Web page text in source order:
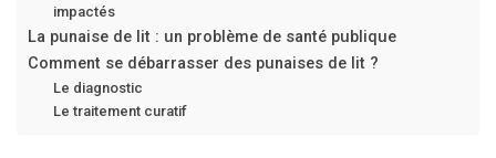
impactés
La punaise de lit : un problème de santé publique
Comment se débarrasser des punaises de lit ?
Le diagnostic
Le traitement curatif